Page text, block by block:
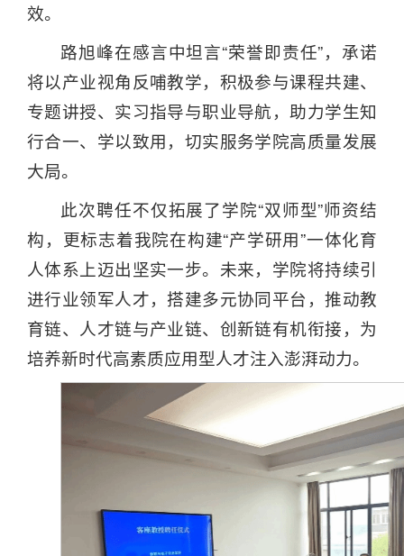
效。
路旭峰在感言中坦言“荣誉即责任”，承诺
将以产业视角反哺教学，积极参与课程共建、
专题讲授、实习指导与职业导航，助力学生知
行合一、学以致用，切实服务学院高质量发展
大局。
此次聘任不仅拓展了学院“双师型”师资结
构，更标志着我院在构建“产学研用”一体化育
人体系上迈出坚实一步。未来，学院将持续引
进行业领军人才，搭建多元协同平台，推动教
育链、人才链与产业链、创新链有机衔接，为
培养新时代高素质应用型人才注入澎湃动力。